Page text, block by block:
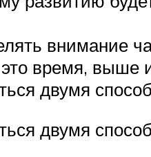
внимание
время, выше
двумя
двумя